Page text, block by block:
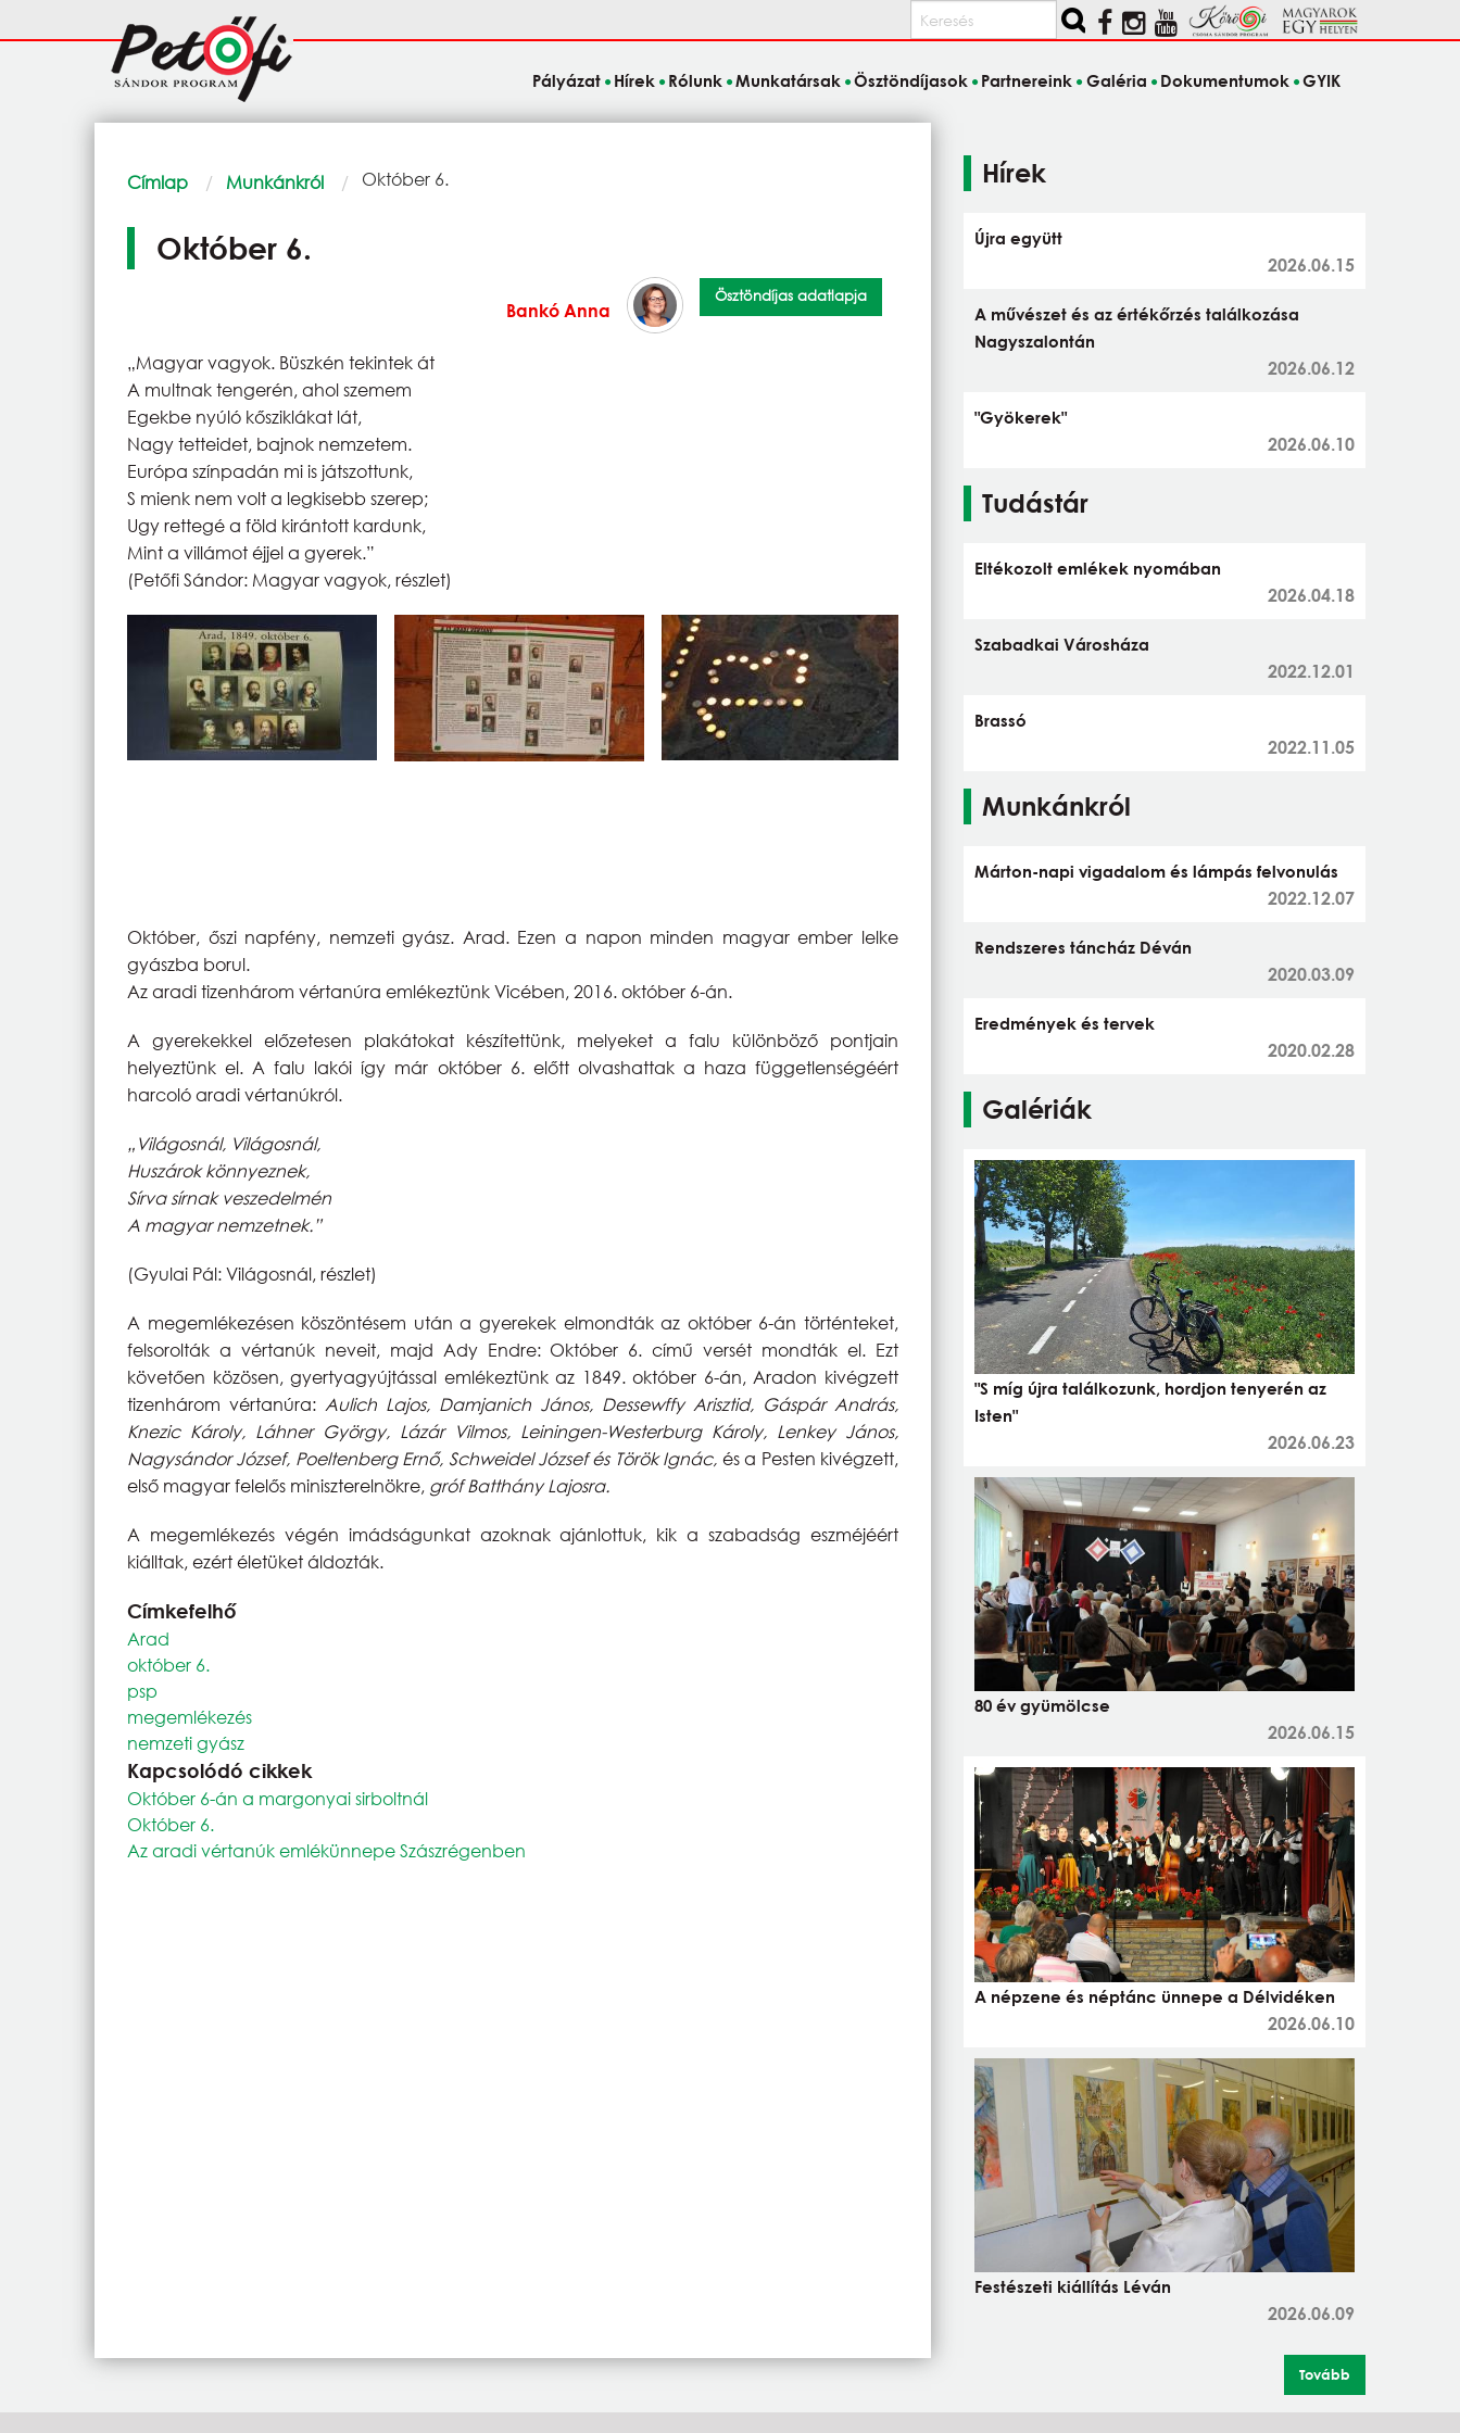
Keresés
Fő
navigáció
Pályázat Hírek Rólunk Munkatársak Ösztöndíjasok Partnereink Galéria Dokumentumok GYIK
Morzsa
Címlap Munkánkról Current:
Október 6.
Október 6.
Bankó Anna
Ösztöndíjas adatlapja
„Magyar vagyok. Büszkén tekintek át
A multnak tengerén, ahol szemem
Egekbe nyúló kősziklákat lát,
Nagy tetteidet, bajnok nemzetem.
Európa színpadán mi is játszottunk,
S mienk nem volt a legkisebb szerep;
Ugy rettegé a föld kirántott kardunk,
Mint a villámot éjjel a gyerek.”
(Petőfi Sándor: Magyar vagyok, részlet)
Október, őszi napfény, nemzeti gyász. Arad. Ezen a napon minden magyar ember lelke
gyászba borul.
Az aradi tizenhárom vértanúra emlékeztünk Vicében, 2016. október 6-án.
A gyerekekkel előzetesen plakátokat készítettünk, melyeket a falu különböző pontjain
helyeztünk el. A falu lakói így már október 6. előtt olvashattak a haza függetlenségéért
harcoló aradi vértanúkról.
„Világosnál, Világosnál,
Huszárok könnyeznek,
Sírva sírnak veszedelmén
A magyar nemzetnek.”
(Gyulai Pál: Világosnál, részlet)
A megemlékezésen köszöntésem után a gyerekek elmondták az október 6-án történteket,
felsorolták a vértanúk neveit, majd Ady Endre: Október 6. című versét mondták el. Ezt
követően közösen, gyertyagyújtással emlékeztünk az 1849. október 6-án, Aradon kivégzett
tizenhárom vértanúra: Aulich Lajos, Damjanich János, Dessewffy Arisztid, Gáspár András,
Knezic Károly, Láhner György, Lázár Vilmos, Leiningen-Westerburg Károly, Lenkey János,
Nagysándor József, Poeltenberg Ernő, Schweidel József és Török Ignác, és a Pesten kivégzett,
első magyar felelős miniszterelnökre, gróf Batthány Lajosra.
A megemlékezés végén imádságunkat azoknak ajánlottuk, kik a szabadság eszméjéért
kiálltak, ezért életüket áldozták.
Címkefelhő
Arad
október 6.
psp
megemlékezés
nemzeti gyász
Kapcsolódó cikkek
Október 6-án a margonyai sirboltnál
Október 6.
Az aradi vértanúk emlékünnepe Szászrégenben
Hírek
Újra együtt
2026.06.15
A művészet és az értékőrzés találkozása
Nagyszalontán
2026.06.12
"Gyökerek"
2026.06.10
Tudástár
Eltékozolt emlékek nyomában
2026.04.18
Szabadkai Városháza
2022.12.01
Brassó
2022.11.05
Munkánkról
Márton-napi vigadalom és lámpás felvonulás
2022.12.07
Rendszeres táncház Déván
2020.03.09
Eredmények és tervek
2020.02.28
Galériák
"S míg újra találkozunk, hordjon tenyerén az
Isten"
2026.06.23
80 év gyümölcse
2026.06.15
A népzene és néptánc ünnepe a Délvidéken
2026.06.10
Festészeti kiállítás Léván
2026.06.09
Tovább